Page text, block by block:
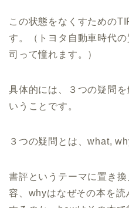
この状態をなくすための
す。（トヨタ自動車時代
司って憧れます。）
具体的には、３つの疑問
いうことです。
３つの疑問とは、what,
書評というテーマに置き
容、whyはなぜその本を